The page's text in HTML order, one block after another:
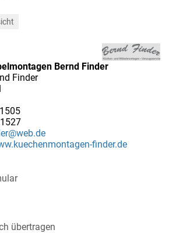
Bernd Finder
Finder
finder.de
übertragen